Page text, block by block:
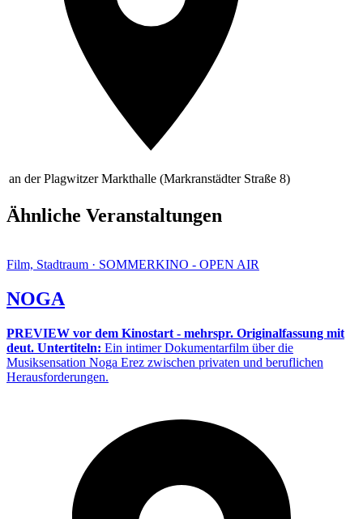
an der Plagwitzer Markthalle (Markranstädter Straße 8)
Ähnliche Veranstaltungen
Film, Stadtraum · SOMMERKINO - OPEN AIR
NOGA
PREVIEW vor dem Kinostart - mehrspr. Originalfassung mit
deut. Untertiteln: Ein intimer Dokumentarfilm über die
Musiksensation Noga Erez zwischen privaten und beruflichen
Herausforderungen.